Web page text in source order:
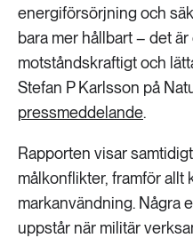
energiförsörjning och
bara mer hållbart – det
motståndskraftigt och
Stefan P Karlsson på
pressmeddelande.
Rapporten visar
målkonflikter, framför allt
markanvändning. Några
uppstår när militär